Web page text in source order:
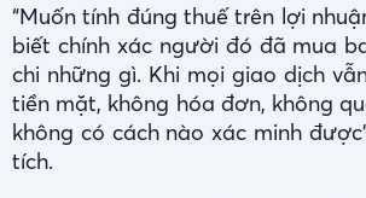
“Muốn tính đúng thuế trên lợi
biết chính xác người đó đã mua
chi những gì. Khi mọi giao dịch
tiền mặt, không hóa đơn, không
không có cách nào xác minh
tích.